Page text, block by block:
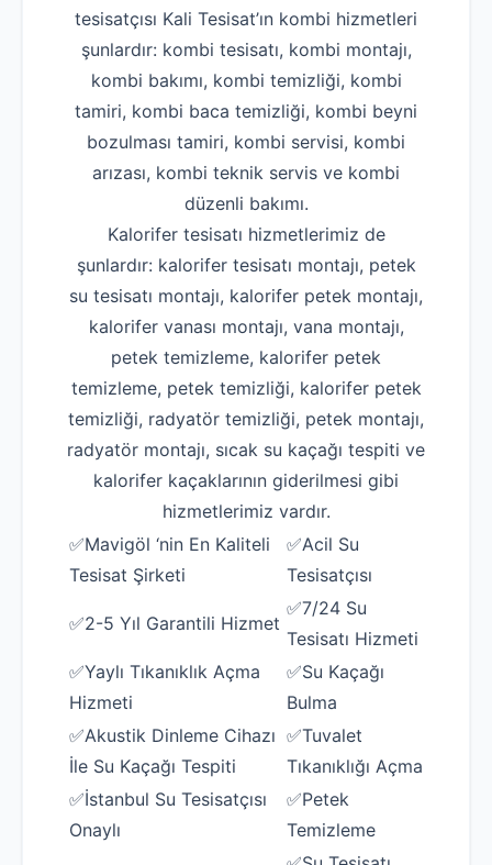
tesisatçısı Kali Tesisat’ın kombi hizmetleri
şunlardır: kombi tesisatı, kombi montajı,
kombi bakımı, kombi temizliği, kombi
tamiri, kombi baca temizliği, kombi beyni
bozulması tamiri, kombi servisi, kombi
arızası, kombi teknik servis ve kombi
düzenli bakımı.
Kalorifer tesisatı hizmetlerimiz de
şunlardır: kalorifer tesisatı montajı, petek
su tesisatı montajı, kalorifer petek montajı,
kalorifer vanası montajı, vana montajı,
petek temizleme, kalorifer petek
temizleme, petek temizliği, kalorifer petek
temizliği, radyatör temizliği, petek montajı,
radyatör montajı, sıcak su kaçağı tespiti ve
kalorifer kaçaklarının giderilmesi gibi
hizmetlerimiz vardır.
✅Mavigöl ‘nin En Kaliteli
Tesisat Şirketi
✅Acil Su
Tesisatçısı
✅2-5 Yıl Garantili Hizmet
✅7/24 Su
Tesisatı Hizmeti
✅Yaylı Tıkanıklık Açma
Hizmeti
✅Su Kaçağı
Bulma
✅Akustik Dinleme Cihazı
İle Su Kaçağı Tespiti
✅Tuvalet
Tıkanıklığı Açma
✅İstanbul Su Tesisatçısı
Onaylı
✅Petek
Temizleme